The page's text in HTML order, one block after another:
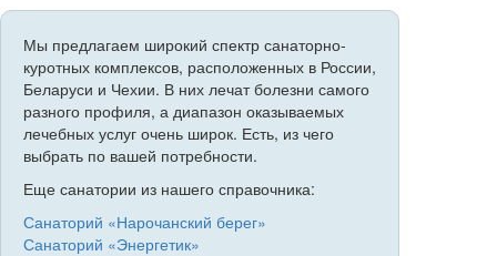
Мы предлагаем широкий спектр санаторно-
куротных комплексов, расположенных в России,
Беларуси и Чехии. В них лечат болезни самого
разного профиля, а диапазон оказываемых
лечебных услуг очень широк. Есть, из чего
выбрать по вашей потребности.
Еще санатории из нашего справочника:
Санаторий «Нарочанский берег»
Санаторий «Энергетик»